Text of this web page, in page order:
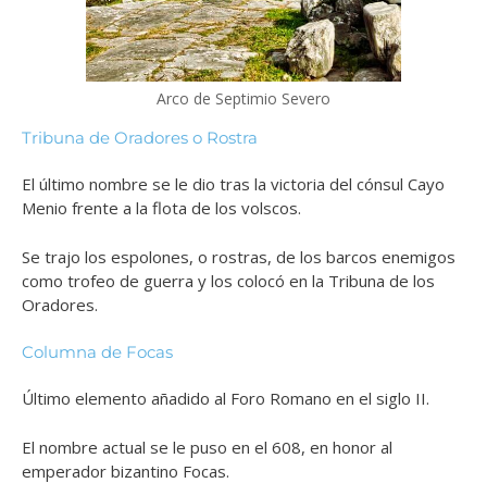
Arco de Septimio Severo
Tribuna de Oradores o Rostra
El último nombre se le dio tras la victoria del cónsul Cayo
Menio frente a la flota de los volscos.
Se trajo los espolones, o rostras, de los barcos enemigos
como trofeo de guerra y los colocó en la Tribuna de los
Oradores.
Columna de Focas
Último elemento añadido al Foro Romano en el siglo II.
El nombre actual se le puso en el 608, en honor al
emperador bizantino Focas.